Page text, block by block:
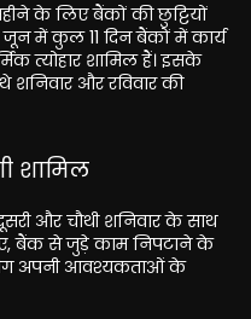
के लिए बैंकों की छुट्टियों
जून में कुल 11 दिन बैंकों में कार्य
त्योहार शामिल हैं। इसके
शनिवार और रविवार की
शामिल
और चौथी शनिवार के साथ
बैंक से जुड़े काम निपटाने के
अपनी आवश्यकताओं के